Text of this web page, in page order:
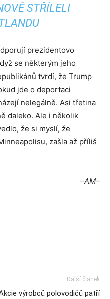
STŘÍLELI
prezidentovo
se některým jeho
tvrdí, že Trump
jde o deportaci
nelegálně. Asi třetina
daleko. Ale i několik
že si myslí, že
zašla až příliš
–AM–
Další článek
výrobců polovodičů patří